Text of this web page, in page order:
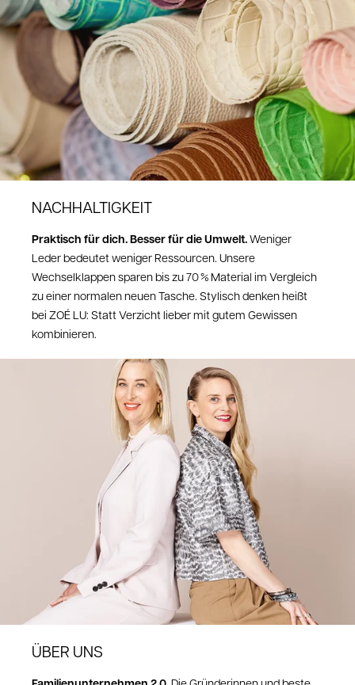
angekommen sein, wende dich bitte an unseren Kundenservice unter
shop@zoelu.com.
Sende uns dazu eine kurze Beschreibung des Mangels sowie ein Foto.
So können wir den Fall schnell prüfen.
Nach unserer Einschätzung erhältst du selbstverständlichein
kostenloses Retourenlabel von uns, damit du den Artikel unkompliziert
zurücksenden kannst
Bei Fragen wende dich bitte an: shop@zoelu.com
NACHHALTIGKEIT
Praktisch für dich. Besser für die Umwelt.Weniger
Leder bedeutet weniger Ressourcen. Unsere
Wechselklappen sparen bis zu 70 % Material im Vergleich
zu einer normalen neuen Tasche. Stylisch denken heißt
bei ZOÉ LU: Statt Verzicht lieber mit gutem Gewissen
kombinieren.
ÜBER UNS